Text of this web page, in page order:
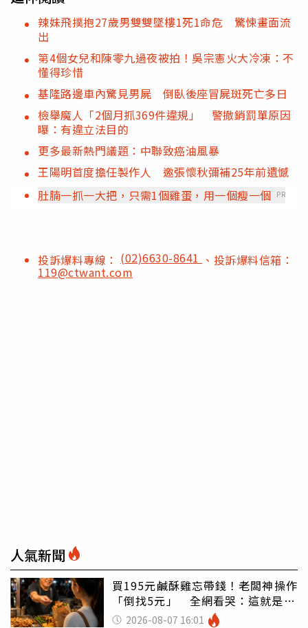
辣妹飛撲抱27歲男雙雙墜樓1死1命危 驚悚畫面流
出
第4個女兒和陳零九過夜被拍！吳宗憲火大冷凍：不
懂得珍惜
基隆路邊車內驚見男屍 倒臥後座冒屍斑死亡多日
檢舉魔人「2個月抓369件違規」 警撤銷罰單原因
曝：有違立法目的
更多最新熱門議題：中聯致癌油風暴
王陽明首度擔任製作人 邀張懷秋彌補25年前遺憾
肚腩一抓一大把，只需1個雞蛋，用一個瘦一個 PR
投訴爆料專線： (02)6630-8641 、投訴爆料信箱：
119@ctwant.com
人氣新聞
買195元鹹酥雞忘帶錢！老闆神操作
「倒找5元」 全網看哭：這就是台
灣 2026-08-07 16:01